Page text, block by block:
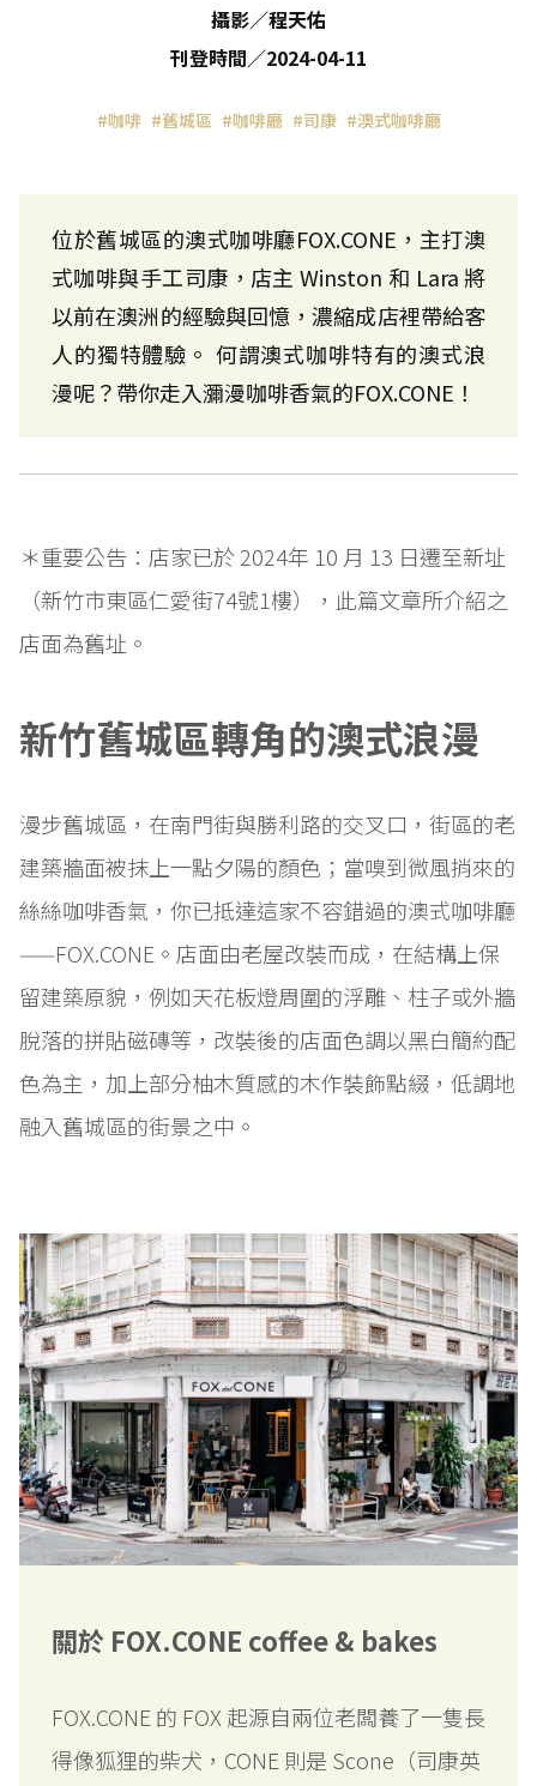
攝影／程天佑
刊登時間／2024-04-11
#咖啡 #舊城區 #咖啡廳 #司康 #澳式咖啡廳
位於舊城區的澳式咖啡廳FOX.CONE，主打澳
式咖啡與手工司康，店主 Winston 和 Lara 將
以前在澳洲的經驗與回憶，濃縮成店裡帶給客
人的獨特體驗。 何謂澳式咖啡特有的澳式浪
漫呢？帶你走入瀰漫咖啡香氣的FOX.CONE！
＊重要公告：店家已於 2024年 10 月 13 日遷至新址
（新竹市東區仁愛街74號1樓），此篇文章所介紹之
店面為舊址。
新竹舊城區轉角的澳式浪漫
漫步舊城區，在南門街與勝利路的交叉口，街區的老
建築牆面被抹上一點夕陽的顏色；當嗅到微風捎來的
絲絲咖啡香氣，你已抵達這家不容錯過的澳式咖啡廳
——FOX.CONE。店面由老屋改裝而成，在結構上保
留建築原貌，例如天花板燈周圍的浮雕、柱子或外牆
脫落的拼貼磁磚等，改裝後的店面色調以黑白簡約配
色為主，加上部分柚木質感的木作裝飾點綴，低調地
融入舊城區的街景之中。
關於 FOX.CONE coffee & bakes
FOX.CONE 的 FOX 起源自兩位老闆養了一隻長
得像狐狸的柴犬，CONE 則是 Scone（司康英